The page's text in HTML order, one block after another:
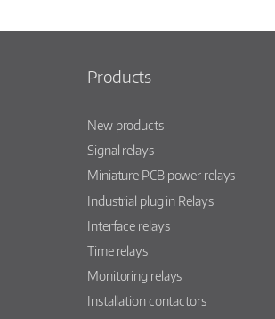
Products
New products
Signal relays
Miniature PCB power relays
Industrial plug in Relays
Interface relays
Time relays
Monitoring relays
Installation contactors